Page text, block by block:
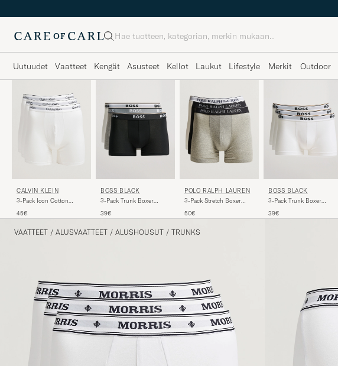
Haku
Uutuudet Vaatteet Kengät Asusteet Kellot Laukut Lifestyle Merkit Outdoor
CALVIN KLEIN
3-Pack Icon Cotton
45€
BOSS BLACK
3-Pack Trunk Boxer
39€
POLO RALPH LAUREN
3-Pack Stretch Boxer
50€
BOSS BLACK
3-Pack Trunk Boxer
39€
VAATTEET / ALUSVAATTEET / ALUSHOUSUT / TRUNKS